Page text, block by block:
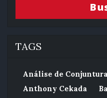
TAGS
Análise de Conjuntura
Anthony Cekada